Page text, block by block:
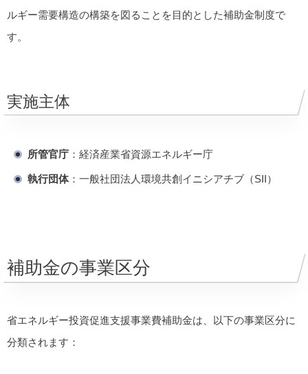
ルギー需要構造の構築を図ることを目的とした補助金制度で
す。
実施主体
所管官庁 ：経済産業省資源エネルギー庁
執行団体：一般社団法人環境共創イニシアチブ（SII）
補助金の事業区分
省エネルギー投資促進支援事業費補助金は、以下の事業区分に
分類されます：